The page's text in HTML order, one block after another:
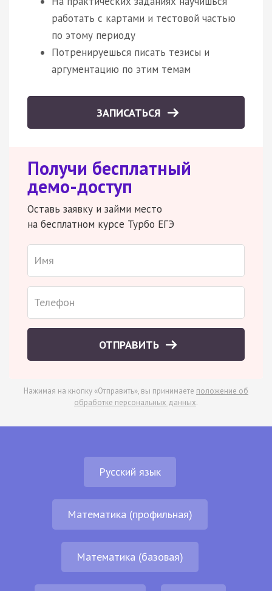
работать с картами и тестовой частью
по этому периоду
Потренируешься писать тезисы и
аргументацию по этим темам
ЗАПИСАТЬСЯ
Получи бесплатный
демо-доступ
Оставь заявку и займи место
на бесплатном курсе Турбо ЕГЭ
ОТПРАВИТЬ
Нажимая на кнопку «Отправить», вы принимаете положение об
обработке персональных данных.
Русский язык
Математика (профильная)
Математика (базовая)